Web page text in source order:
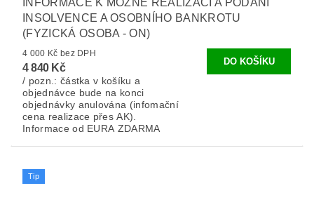
INFORMACE K MOŽNÉ REALIZACI A PODÁNÍ
INSOLVENCE A OSOBNÍHO BANKROTU
(FYZICKÁ OSOBA - ON)
4 000 Kč bez DPH
4 840 Kč
/ pozn.: částka v košíku a
objednávce bude na konci
objednávky anulována (infomační
cena realizace přes AK).
Informace od EURA ZDARMA
Tip